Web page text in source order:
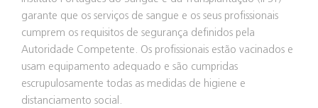
garante que os serviços de sangue e os seus profissionais
cumprem os requisitos de segurança definidos pela
Autoridade Competente. Os profissionais estão vacinados e
usam equipamento adequado e são cumpridas
escrupulosamente todas as medidas de higiene e
distanciamento social.